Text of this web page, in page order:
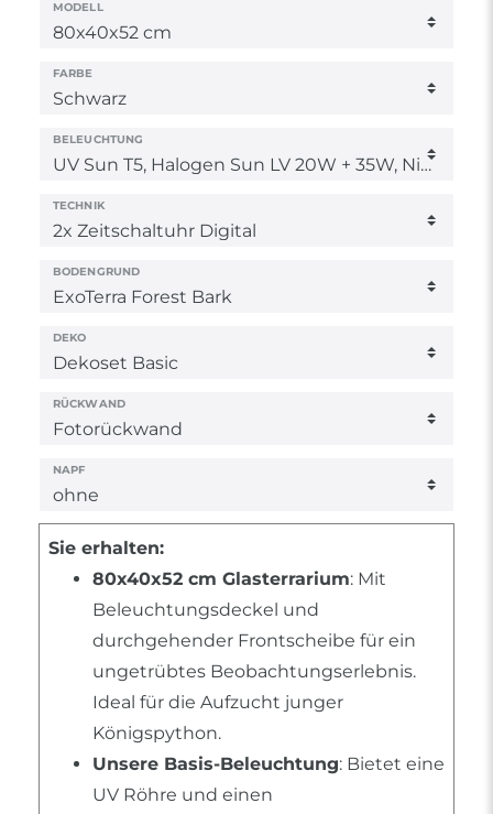
MODELL
FARBE
BELEUCHTUNG
TECHNIK
BODENGRUND
DEKO
RÜCKWAND
NAPF
Sie erhalten:
80x40x52 cm Glasterrarium: Mit
Beleuchtungsdeckel und
durchgehender Frontscheibe für ein
ungetrübtes Beobachtungserlebnis.
Ideal für die Aufzucht junger
Königspython.
Unsere Basis-Beleuchtung: Bietet eine
UV Röhre und einen